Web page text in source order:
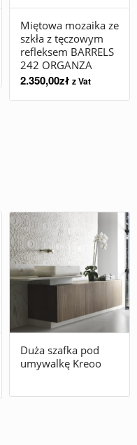
Miętowa mozaika ze
szkła z tęczowym
refleksem BARRELS
242 ORGANZA
2.350,00zł z Vat
Duża szafka pod
umywalkę Kreoo